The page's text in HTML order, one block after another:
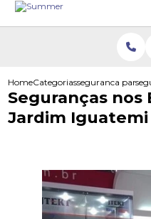
HomeCategoriasseguranca para
Seguranças nos
Jardim Iguatemi